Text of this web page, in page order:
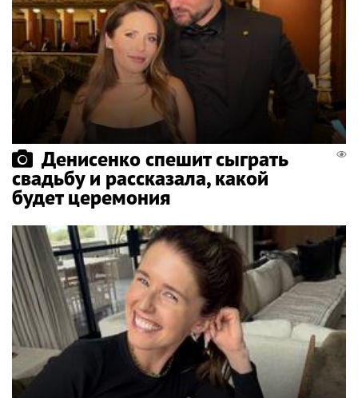
Денисенко спешит сыграть
свадьбу и рассказала, какой
будет церемония